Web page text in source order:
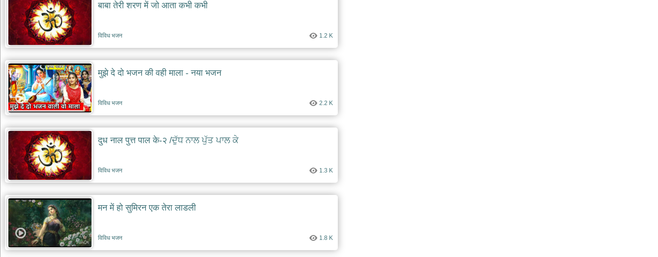
बाबा तेरी शरण में जो आता कभी कभी
विविध भजन 1.2 K
मुझे दे दो भजन की वही माला - नया भजन
विविध भजन 2.2 K
दुध नाल पुत्त पाल के-२ /ਦੁੱਧ ਨਾਲ ਪੁੱਤ ਪਾਲ ਕੇ
विविध भजन 1.3 K
मन में हो सुमिरन एक तेरा लाडली
विविध भजन 1.8 K